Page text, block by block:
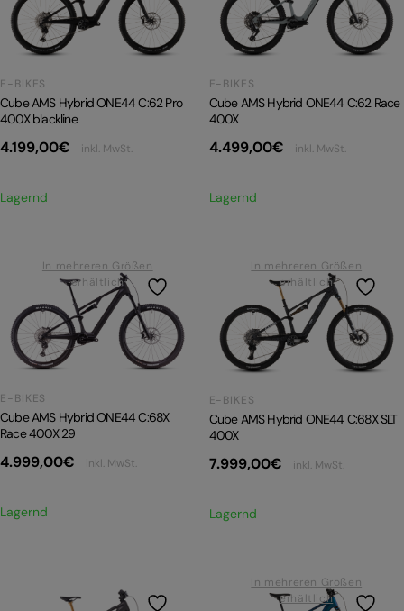
Alle entdecken
E-BIKE TOUR
PRODUKTRÜCKRUFE
E-BIKES
Cube AMS Hybrid ONE44 C:62 Pro
400X blackline
4.199,00€ inkl. MwSt.
Lagernd
E-BIKES
Cube AMS Hybrid ONE44 C:62 Race
400X
4.499,00€ inkl. MwSt.
Lagernd
In mehreren Größen
erhältlich
E-BIKES
Cube AMS Hybrid ONE44 C:68X
Race 400X 29
4.999,00€ inkl. MwSt.
Lagernd
In mehreren Größen
erhältlich
E-BIKES
Cube AMS Hybrid ONE44 C:68X SLT
400X
7.999,00€ inkl. MwSt.
Lagernd
In mehreren Größen
erhältlich